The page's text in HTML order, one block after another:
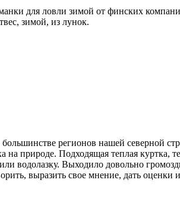
для ловли зимой от финских
зимой, из лунок.
регионов нашей северной
на природе. Подходящая теплая куртка,
водолазку. Выходило довольно
выразить свое мнение, дать оценки